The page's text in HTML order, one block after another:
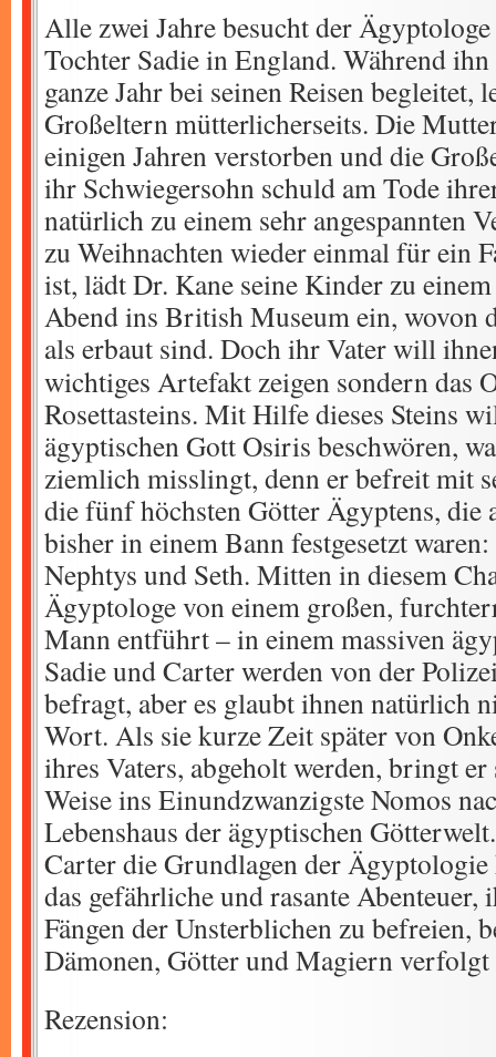
Alle zwei Jahre besucht der
Tochter Sadie in England. Während
ganze Jahr bei seinen Reisen begleitet,
Großeltern mütterlicherseits. Die
einigen Jahren verstorben und die
ihr Schwiegersohn schuld am Tode
natürlich zu einem sehr angespannten
zu Weihnachten wieder einmal für ein
ist, lädt Dr. Kane seine Kinder zu
Abend ins British Museum ein, wovon
als erbaut sind. Doch ihr Vater will
wichtiges Artefakt zeigen sondern das
Rosettasteins. Mit Hilfe dieses Steins
ägyptischen Gott Osiris beschwören,
ziemlich misslingt, denn er befreit mit
die fünf höchsten Götter Ägyptens, die
bisher in einem Bann festgesetzt
Nephtys und Seth. Mitten in diesem
Ägyptologe von einem großen,
Mann entführt – in einem massiven
Sadie und Carter werden von der
befragt, aber es glaubt ihnen natürlich
Wort. Als sie kurze Zeit später von
ihres Vaters, abgeholt werden, bringt
Weise ins Einundzwanzigste Nomos
Lebenshaus der ägyptischen
Carter die Grundlagen der
das gefährliche und rasante Abenteuer,
Fängen der Unsterblichen zu befreien,
Dämonen, Götter und Magiern verfolgt
Rezension: